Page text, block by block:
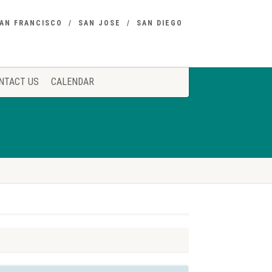
FRANCISCO SAN JOSE SAN DIEGO
US CALENDAR